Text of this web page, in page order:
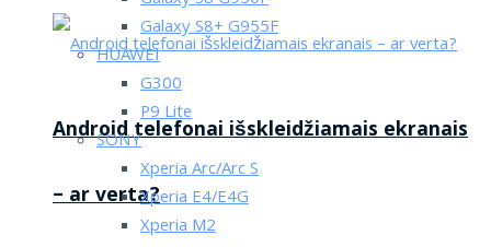
Android telefonai išskleidžiamais ekranais
– ar verta?
Galaxy S8+ G955F
HUAWEI
G300
P9 Lite
SONY
Xperia Arc/Arc S
Xperia E4/E4G
Xperia M2